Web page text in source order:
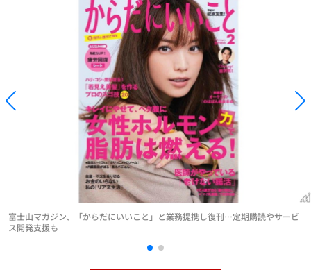
富士山マガジン、「からだにいいこと」と業務提携し復刊…定期購読やサービ
ス開発支援も